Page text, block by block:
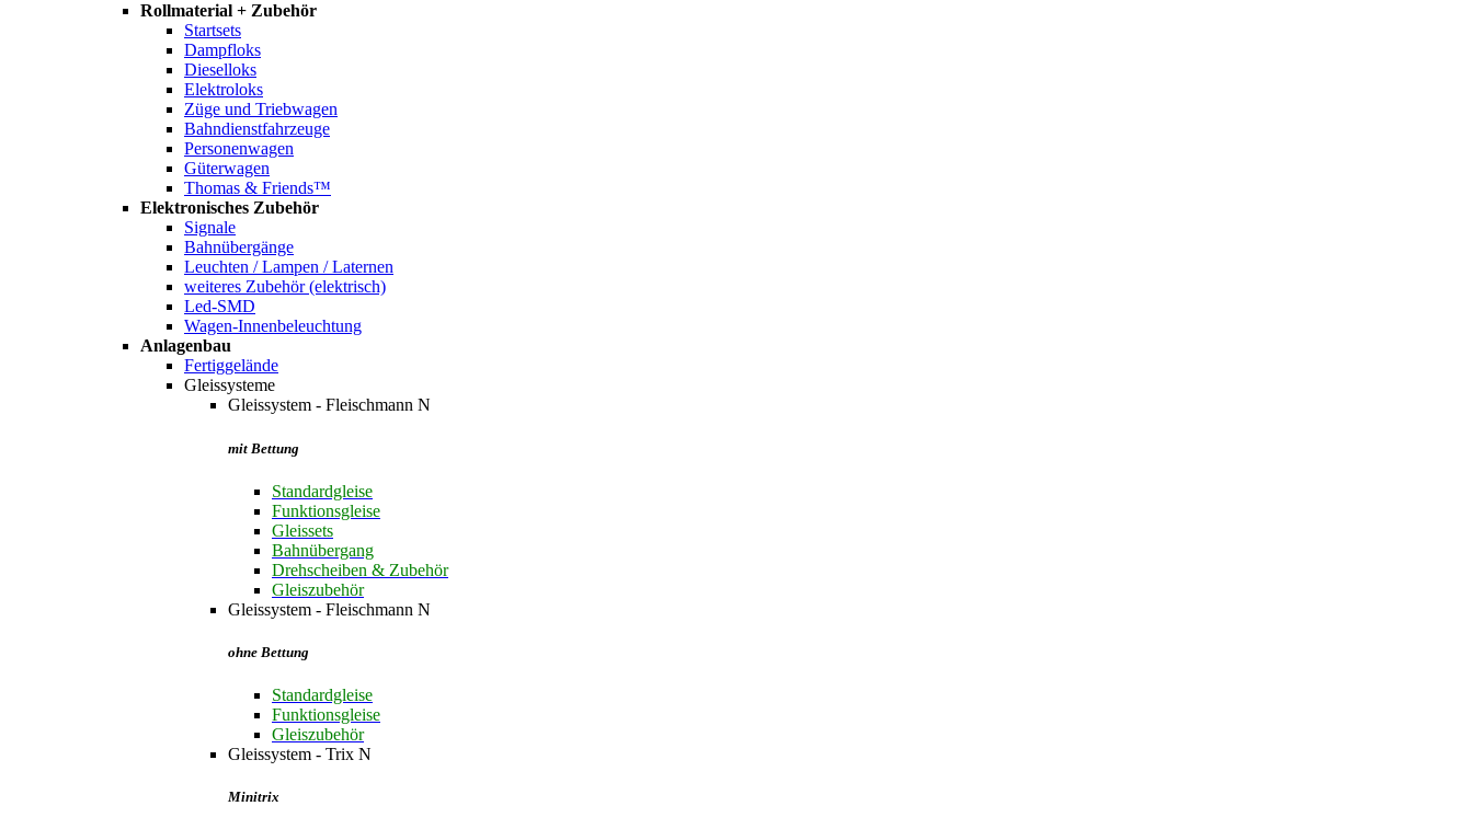
Rollmaterial + Zubehör
Startsets
Dampfloks
Dieselloks
Elektroloks
Züge und Triebwagen
Bahndienstfahrzeuge
Personenwagen
Güterwagen
Thomas & Friends™
Elektronisches Zubehör
Signale
Bahnübergänge
Leuchten / Lampen / Laternen
weiteres Zubehör (elektrisch)
Led-SMD
Wagen-Innenbeleuchtung
Anlagenbau
Fertiggelände
Gleissysteme
Gleissystem - Fleischmann N
mit Bettung
Standardgleise
Funktionsgleise
Gleissets
Bahnübergang
Drehscheiben & Zubehör
Gleiszubehör
Gleissystem - Fleischmann N
ohne Bettung
Standardgleise
Funktionsgleise
Gleiszubehör
Gleissystem - Trix N
Minitrix